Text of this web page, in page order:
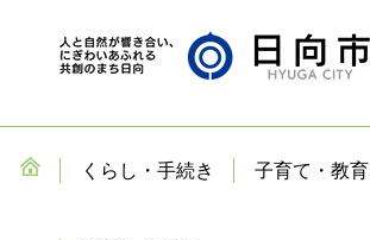
くらし・手続き 子育て・教育